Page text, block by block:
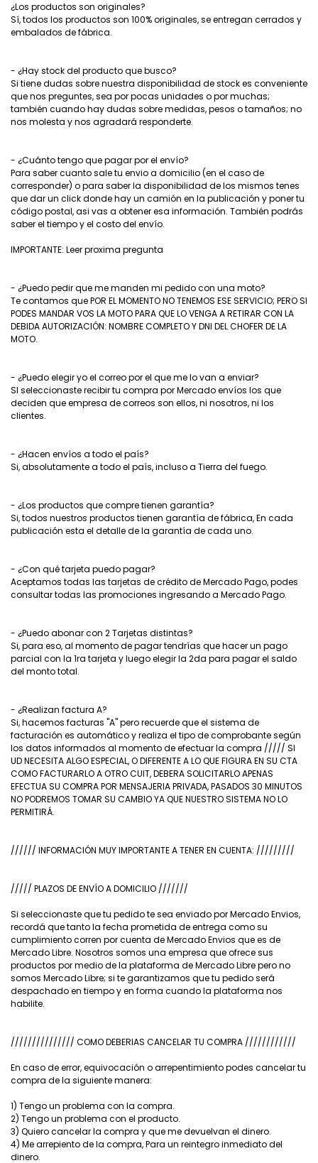
¿Los productos son originales?
Sí, todos los productos son 100% originales, se entregan cerrados y
embalados de fábrica.
- ¿Hay stock del producto que busco?
Si tiene dudas sobre nuestra disponibilidad de stock es conveniente
que nos preguntes, sea por pocas unidades o por muchas;
también cuando hay dudas sobre medidas, pesos o tamaños; no
nos molesta y nos agradará responderte.
- ¿Cuánto tengo que pagar por el envío?
Para saber cuanto sale tu envio a domicilio (en el caso de
corresponder) o para saber la disponibilidad de los mismos tenes
que dar un click donde hay un camión en la publicación y poner tu
código postal, asi vas a obtener esa información. También podrás
saber el tiempo y el costo del envío.
IMPORTANTE: Leer proxima pregunta
- ¿Puedo pedir que me manden mi pedido con una moto?
Te contamos que POR EL MOMENTO NO TENEMOS ESE SERVICIO; PERO SI
PODES MANDAR VOS LA MOTO PARA QUE LO VENGA A RETIRAR CON LA
DEBIDA AUTORIZACIÓN: NOMBRE COMPLETO Y DNI DEL CHOFER DE LA
MOTO.
- ¿Puedo elegir yo el correo por el que me lo van a enviar?
SI seleccionaste recibir tu compra por Mercado envíos los que
deciden que empresa de correos son ellos, ni nosotros, ni los
clientes.
- ¿Hacen envíos a todo el país?
Si, absolutamente a todo el país, incluso a Tierra del fuego.
- ¿Los productos que compre tienen garantía?
Si, todos nuestros productos tienen garantía de fábrica, En cada
publicación esta el detalle de la garantía de cada uno.
- ¿Con qué tarjeta puedo pagar?
Aceptamos todas las tarjetas de crédito de Mercado Pago, podes
consultar todas las promociones ingresando a Mercado Pago.
- ¿Puedo abonar con 2 Tarjetas distintas?
Si, para eso, al momento de pagar tendrías que hacer un pago
parcial con la 1ra tarjeta y luego elegir la 2da para pagar el saldo
del monto total.
- ¿Realizan factura A?
Si, hacemos facturas "A" pero recuerde que el sistema de
facturación es automático y realiza el tipo de comprobante según
los datos informados al momento de efectuar la compra ///// SI
UD NECESITA ALGO ESPECIAL, O DIFERENTE A LO QUE FIGURA EN SU CTA
COMO FACTURARLO A OTRO CUIT, DEBERA SOLICITARLO APENAS
EFECTUA SU COMPRA POR MENSAJERIA PRIVADA, PASADOS 30 MINUTOS
NO PODREMOS TOMAR SU CAMBIO YA QUE NUESTRO SISTEMA NO LO
PERMITIRÁ.
////// INFORMACIÓN MUY IMPORTANTE A TENER EN CUENTA: /////////
///// PLAZOS DE ENVÍO A DOMICILIO ///////
Si seleccionaste que tu pedido te sea enviado por Mercado Envios,
recordá que tanto la fecha prometida de entrega como su
cumplimiento corren por cuenta de Mercado Envios que es de
Mercado Libre. Nosotros somos una empresa que ofrece sus
productos por medio de la plataforma de Mercado Libre pero no
somos Mercado Libre; si te garantizamos que tu pedido será
despachado en tiempo y en forma cuando la plataforma nos
habilite.
/////////////// COMO DEBERIAS CANCELAR TU COMPRA ////////////
En caso de error, equivocación o arrepentimiento podes cancelar tu
compra de la siguiente manera:
1) Tengo un problema con la compra.
2) Tengo un problema con el producto.
3) Quiero cancelar la compra y que me devuelvan el dinero.
4) Me arrepiento de la compra, Para un reintegro inmediato del
dinero.